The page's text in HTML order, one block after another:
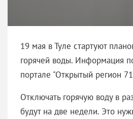
19 мая в Туле стартуют
горячей воды. Информация
портале "Открытый регион
Отключать горячую воду в
будут на две недели. Это